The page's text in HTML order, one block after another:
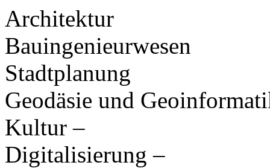
Architektur
Bauingenieurwesen
Stadtplanung
Geodäsie und
Kultur –
Digitalisierung –